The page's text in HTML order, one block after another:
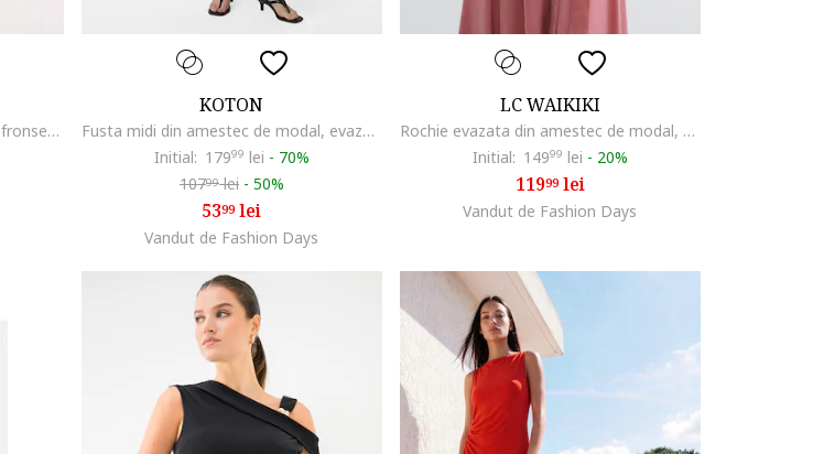
Rochie din amestec de modal cu fronseuri, Rosu capsuna
KOTON
Fusta midi din amestec de modal, evazata, Negru
Initial: 17999 lei - 70%
10799lei - 50%
5399lei
Vandut de Fashion Days
LC WAIKIKI
Rochie evazata din amestec de modal, Rosu pastelat
Initial: 14999 lei - 20%
11999lei
Vandut de Fashion Days